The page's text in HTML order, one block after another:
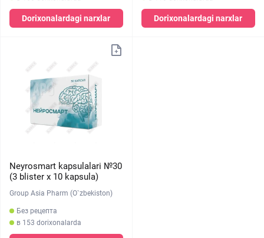
Dorixonalardagi narxlar Dorixonalardagi narxlar
Neyrosmart kapsulalari №30
(3 blister х 10 kapsula)
Group Asia Pharm (O`zbekiston)
Без рецепта
в 153 dorixonalarda